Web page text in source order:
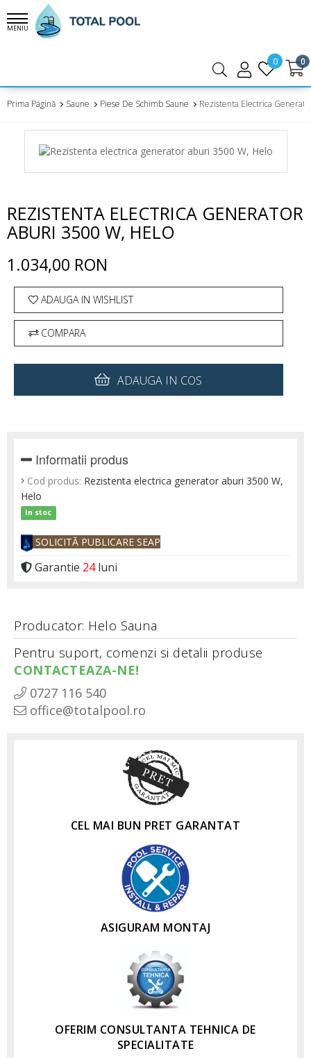
MENIU
0 0
Prima Pagină Saune Piese De Schimb Saune Rezistenta Electrica
REZISTENTA ELECTRICA GENERATOR
ABURI 3500 W, HELO
1.034,00 RON
ADAUGA IN WISHLIST
COMPARA
ADAUGA IN COS
Informatii produs
Cod produs: Rezistenta electrica generator aburi 3500 W,
Helo
In stoc
SOLICITĂ PUBLICARE SEAP
Garantie 24luni
Producator: Helo Sauna
Pentru suport, comenzi si detalii produse
CONTACTEAZA-NE!
0727 116 540
office@totalpool.ro
CEL MAI BUN PRET GARANTAT
ASIGURAM MONTAJ
OFERIM CONSULTANTA TEHNICA DE
SPECIALITATE